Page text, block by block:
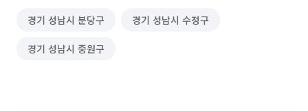
경기 성남시 분당구 경기 성남시 수정구
경기 성남시 중원구